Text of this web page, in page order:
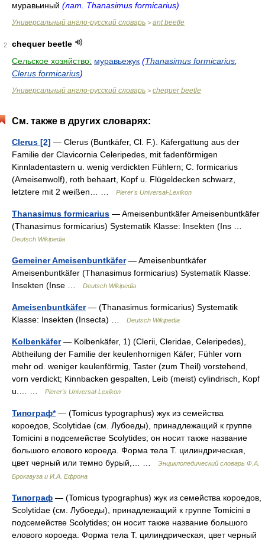
муравьиный (лат. Thanasimus formicarius)
Универсальный англо-русский словарь > ant beetle
2
chequer beetle
Сельское хозяйство: муравьежук (Thanasimus formicarius
Clerus formicarius)
Универсальный англо-русский словарь > chequer beetle
См. также в других словарях:
Clerus [2] — Clerus (Buntkäfer, Cl. F.). Käfergattung aus der
Familie der Clavicornia Celeripedes, mit fadenförmigen
Kinnladentastern u. wenig verdickten Fühlern; C. formicarius
(Ameisenwolf), roth behaart, Kopf u. Flügeldecken schwarz,
letztere mit 2 weißen… …
Pierer's Universal-Lexikon
Thanasimus formicarius — Ameisenbuntkäfer Ameisenbuntkäfer
(Thanasimus formicarius) Systematik Klasse: Insekten (Ins …
Deutsch Wikipedia
Gemeiner Ameisenbuntkäfer— Ameisenbuntkäfer
Ameisenbuntkäfer (Thanasimus formicarius) Systematik Klasse:
Insekten (Inse …
Deutsch Wikipedia
Ameisenbuntkäfer— (Thanasimus formicarius) Systematik
Klasse: Insekten (Insecta) …
Deutsch Wikipedia
Kolbenkäfer— Kolbenkäfer, 1) (Clerii, Cleridae, Celeripedes),
Abtheilung der Familie der keulenhornigen Käfer; Fühler vorn
mehr od. weniger keulenförmig, Taster (zum Theil) vorstehend,
vorn verdickt; Kinnbacken gespalten, Leib (meist) cylindrisch, Kopf
u.… …
Pierer's Universal-Lexikon
Типограф*— (Tomicus typographus) жук из семейства
короедов, Scolytidae (см. Лубоеды), принадлежащий к группе
Tomicini в подсемействе Scolytides; он носит также название
большого елового короеда. Форма тела Т. цилиндрическая,
цвет черный или темно бурый,… …
Энциклопедический словарь Ф.А.
Брокгауза и И.А. Ефрона
Типограф — (Tomicus typographus) жук из семейства короедов,
Scolytidae (см. Лубоеды), принадлежащий к группе Tomicini в
подсемействе Scolytides; он носит также название большого
елового короеда. Форма тела Т. цилиндрическая, цвет черный